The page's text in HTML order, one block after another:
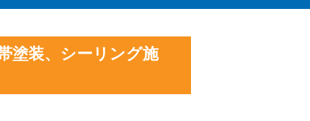
塗装、シーリング施